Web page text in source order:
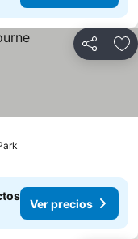
Compartir
Ver precios